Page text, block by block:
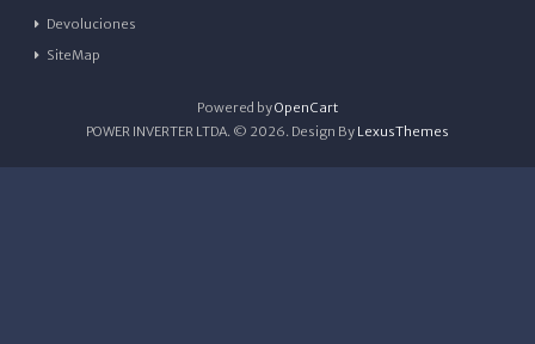
Devoluciones
SiteMap
Powered byOpenCart
POWER INVERTER LTDA. © 2026. Design By LexusThemes